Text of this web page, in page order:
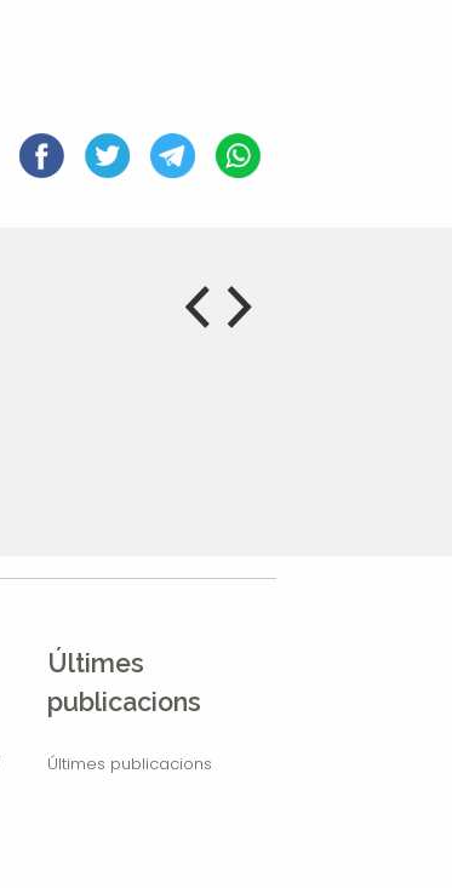
Últimes
publicacions
Últimes publicacions